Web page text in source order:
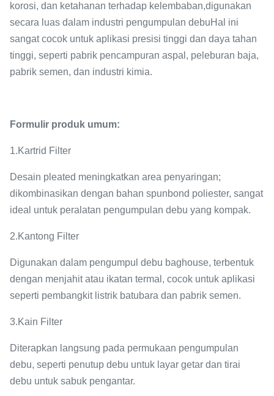
korosi, dan ketahanan terhadap kelembaban,digunakan
secara luas dalam industri pengumpulan debuHal ini
sangat cocok untuk aplikasi presisi tinggi dan daya tahan
tinggi, seperti pabrik pencampuran aspal, peleburan baja,
pabrik semen, dan industri kimia.
Formulir produk umum:
1.Kartrid Filter
Desain pleated meningkatkan area penyaringan;
dikombinasikan dengan bahan spunbond poliester, sangat
ideal untuk peralatan pengumpulan debu yang kompak.
2.Kantong Filter
Digunakan dalam pengumpul debu baghouse, terbentuk
dengan menjahit atau ikatan termal, cocok untuk aplikasi
seperti pembangkit listrik batubara dan pabrik semen.
3.Kain Filter
Diterapkan langsung pada permukaan pengumpulan
debu, seperti penutup debu untuk layar getar dan tirai
debu untuk sabuk pengantar.